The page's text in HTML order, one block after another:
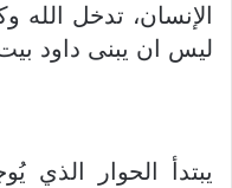
الإنسان، تدخل الله
ليس ان يبنى داود
يبتدأ الحوار الذي